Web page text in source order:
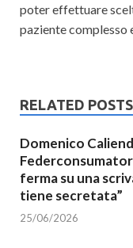
poter effettuare
paziente complesso
RELATED POSTS
Domenico
ferma su una
tiene secretata”
25/06/2026